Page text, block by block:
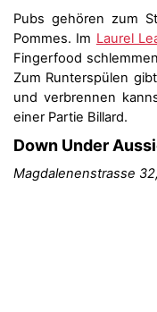
Pubs gehören zum
Pommes. Im Laurel
Fingerfood
Zum Runterspülen
und verbrennen
einer Partie Billard.
Down Under
Magdalenenstrasse